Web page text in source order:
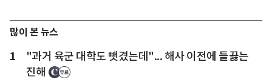
많이 본 뉴스
1
"과거 육군 대학도 뺏겼는데"... 해사 이전에 들끓는
진해